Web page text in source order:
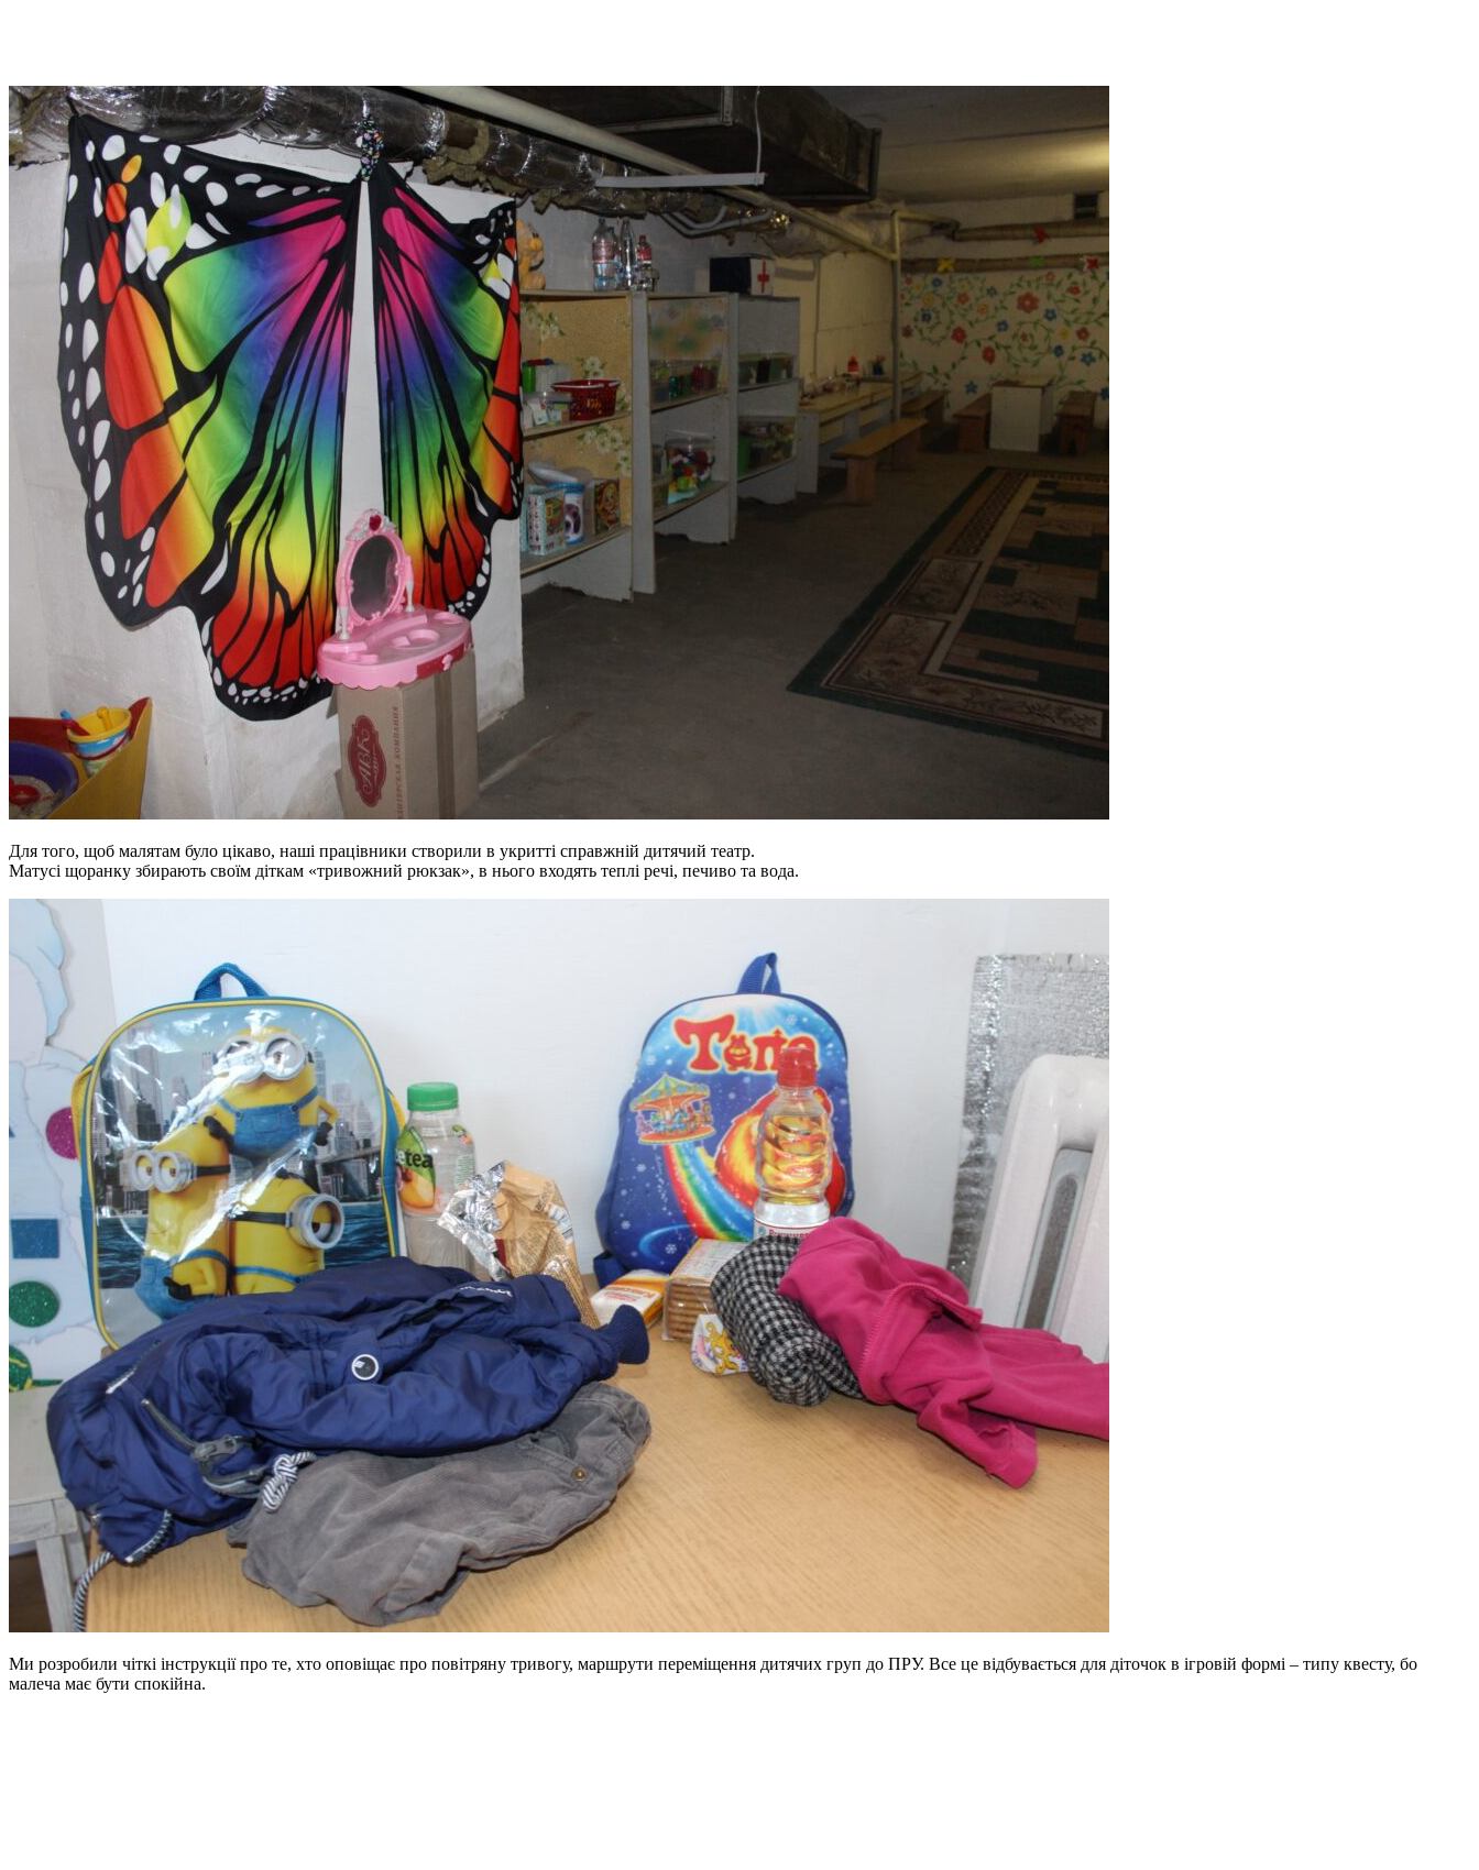
Для того, щоб малятам було цікаво, наші працівники створили в укритті справжній дитячий театр.
Матусі щоранку збирають своїм діткам «тривожний рюкзак», в нього входять теплі речі, печиво та вода.
Ми розробили чіткі інструкції про те, хто оповіщає про повітряну тривогу, маршрути переміщення дитячих груп до ПРУ. Все це відбувається для діточок в ігровій формі – типу квесту, бо
малеча має бути спокійна.